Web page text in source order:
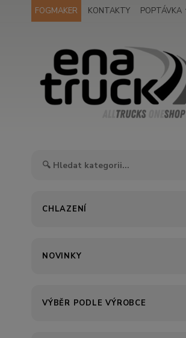
FOGMAKER KONTAKTY POPTÁVKA
CHLAZENÍ
NOVINKY
VÝBĚR PODLE VÝROBCE